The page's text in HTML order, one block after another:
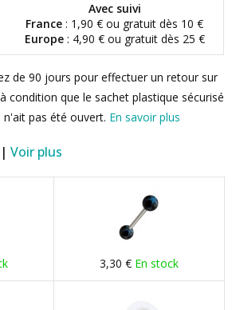
Avec suivi
France : 1,90 € ou gratuit dès 10 €
Europe: 4,90 € ou gratuit dès 25 €
de 90 jours pour effectuer un retour sur
condition que le sachet plastique sécurisé
pas été ouvert. En savoir plus
Voir plus
3,30 € En stock